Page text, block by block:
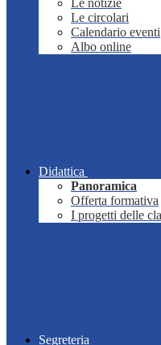
Le notizie
Le circolari
Calendario eventi
Albo online
Didattica
Panoramica
Offerta formativa
I progetti delle
Segreteria